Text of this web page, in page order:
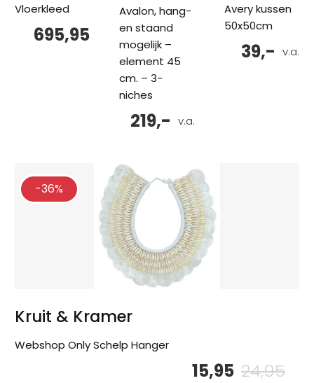
Vloerkleed
695,95
Avalon, hang-
en staand
mogelijk –
element 45
cm. – 3-
niches
v.a.
219,-
Avery kussen
50x50cm
v.a.
39,-
-36%
Kruit & Kramer
Webshop Only Schelp Hanger
24,95
15,95